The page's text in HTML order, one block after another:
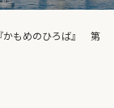
『かもめのひろば』 第